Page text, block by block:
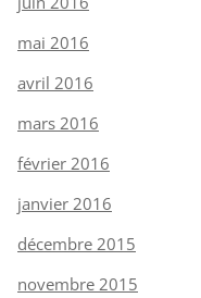
mai 2016
avril 2016
mars 2016
février 2016
janvier 2016
décembre 2015
novembre 2015